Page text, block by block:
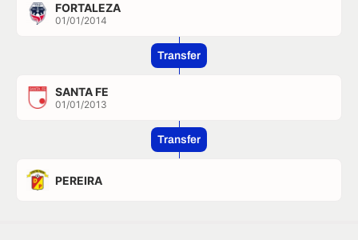
FORTALEZA
01/01/2014
Transfer
SANTA FE
01/01/2013
Transfer
PEREIRA